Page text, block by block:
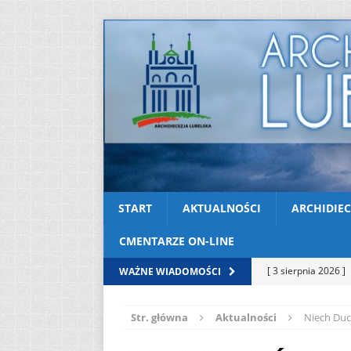
START AKTUALNOŚCI
CMENTARZE ON-LINE
WAŻNE WIADOMOŚCI [ 3 sierpnia 2026 ]
[ 2 sierpnia 2026 ]
Str. główna Aktualności Niech